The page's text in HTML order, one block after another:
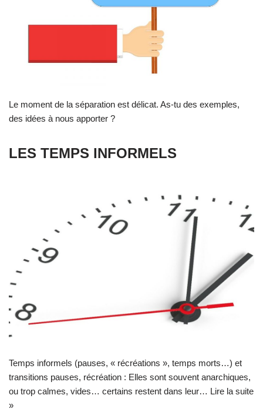
Le moment de la séparation est délicat. As-tu des exemples,
des idées à nous apporter ?
LES TEMPS INFORMELS
Temps informels (pauses, « récréations », temps morts…) et
transitions pauses, récréation : Elles sont souvent anarchiques,
ou trop calmes, vides… certains restent dans leur… Lire la suite
»